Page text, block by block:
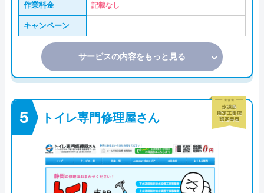
作業料金 記載なし
キャンペーン
サービスの内容をもっと見る
トイレ専門修理屋さん